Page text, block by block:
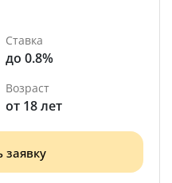
Ставка
до 0.8%
Возраст
от 18 лет